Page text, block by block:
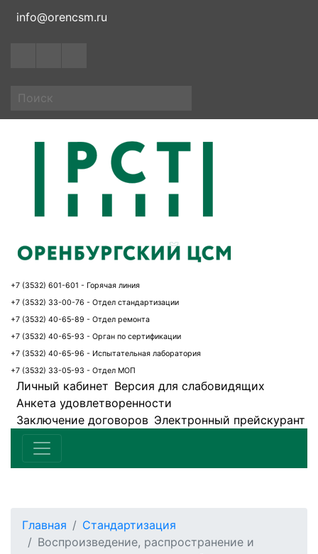
info@orencsm.ru
+7 (3532) 601-601 - Горячая линия
+7 (3532) 33-00-76 - Отдел стандартизации
+7 (3532) 40-65-89 - Отдел ремонта
+7 (3532) 40-65-93 - Орган по сертификации
+7 (3532) 40-65-96 - Испытательная лаборатория
+7 (3532) 33-05-93 - Отдел МОП
Личный кабинет Версия для слабовидящих
Анкета удовлетворенности
Заключение договоров Электронный прейскурант
Главная
Стандартизация
Воспроизведение, распространение и